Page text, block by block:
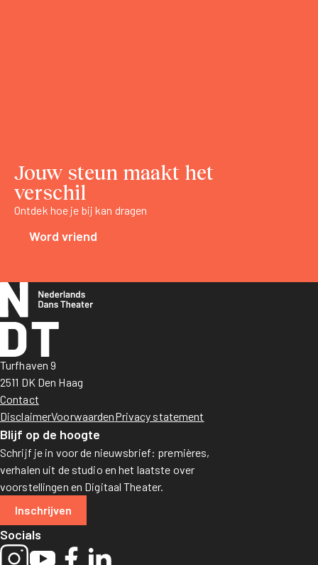
Jouw steun maakt het
verschil
Ontdek hoe je bij kan dragen
Word vriend
Turfhaven 9
2511 DK Den Haag
Contact
DisclaimerVoorwaardenPrivacy statement
Blijf op de hoogte
Schrijf je in voor de nieuwsbrief: premières,
verhalen uit de studio en het laatste over
voorstellingen en Digitaal Theater.
Inschrijven
Socials